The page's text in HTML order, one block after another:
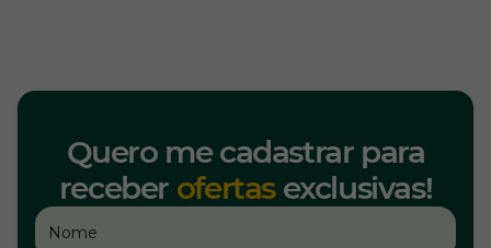
Quero me cadastrar para
receber ofertasexclusivas!